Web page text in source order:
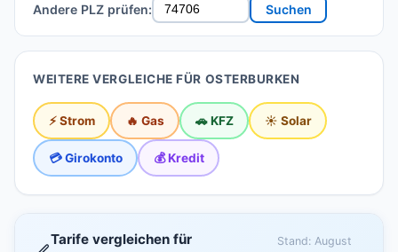
Andere PLZ prüfen: Suchen
WEITERE VERGLEICHE FÜR OSTERBURKEN
⚡ Strom 🔥 Gas 🚗 KFZ ☀️ Solar
💳 Girokonto 💰 Kredit
Tarife vergleichen für
Stand: August